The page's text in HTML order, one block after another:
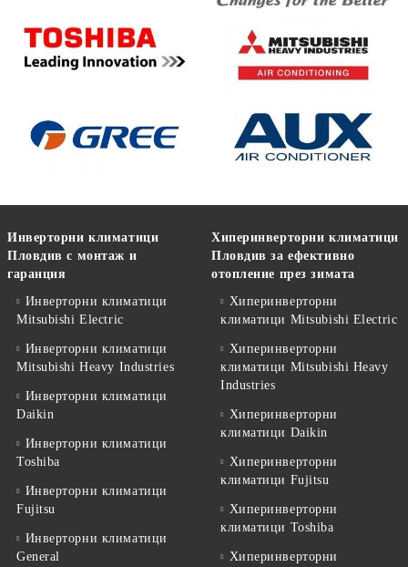
Инверторни климатици
Пловдив с монтаж и
гаранция
Инверторни климатици
Mitsubishi Electric
Инверторни климатици
Mitsubishi Heavy Industries
Инверторни климатици
Daikin
Инверторни климатици
Toshiba
Инверторни климатици
Fujitsu
Инверторни климатици
General
Хиперинверторни климатици
Пловдив за ефективно
отопление през зимата
Хиперинверторни
климатици Mitsubishi Electric
Хиперинверторни
климатици Mitsubishi Heavy
Industries
Хиперинверторни
климатици Daikin
Хиперинверторни
климатици Fujitsu
Хиперинверторни
климатици Toshiba
Хиперинверторни